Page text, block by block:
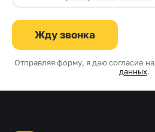
Жду звонка
Отправляя форму, я даю согласие на
данных.